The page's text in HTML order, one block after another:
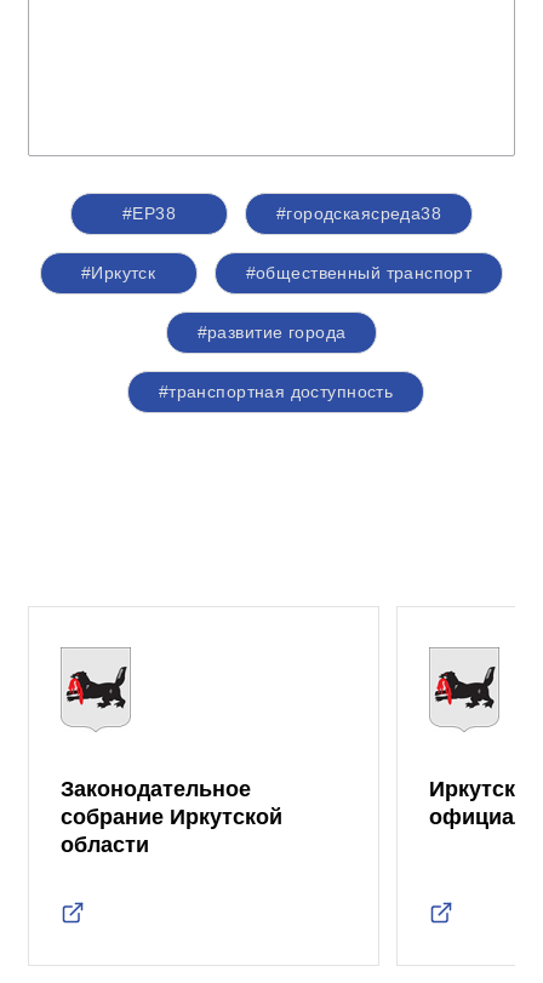
#ЕР38 #городскаясреда38
#Иркутск #общественный транспорт
#развитие города
#транспортная доступность
Законодательное
собрание Иркутской
области